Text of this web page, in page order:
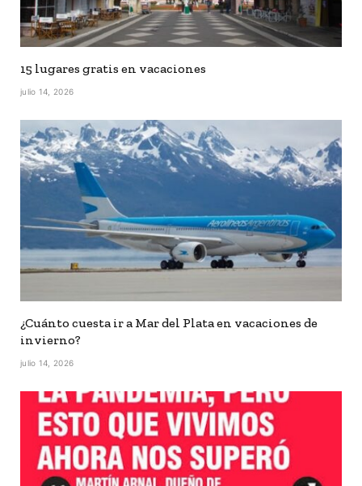
15 lugares gratis en vacaciones
julio 14, 2026
¿Cuánto cuesta ir a Mar del Plata en vacaciones de
invierno?
julio 14, 2026